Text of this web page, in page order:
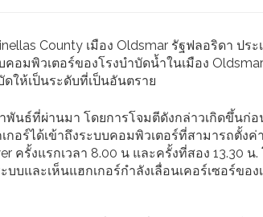
County เมือง Oldsmar รัฐฟลอริดา ป
คอมพิวเตอร์ของโรงบำบัดน้ำในเมือง
ให้เป็นระดับที่เป็นอันตราย
นธ์ที่ผ่านมา โดยการโจมตีดังกล่าวเกิดขึ้นก่อ
กอร์ได้เข้าถึงระบบคอมพิวเตอร์ที่สามารถตั้ง
ครั้งแรกเวลา 8.00 น และครั้งที่สอง 13.30 น
บและเห็นแฮกเกอร์กำลังเลื่อนเคอร์เซอร์ขอ